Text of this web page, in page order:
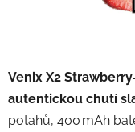
Venix X2
autentickou chutí
potahů, 400 mAh